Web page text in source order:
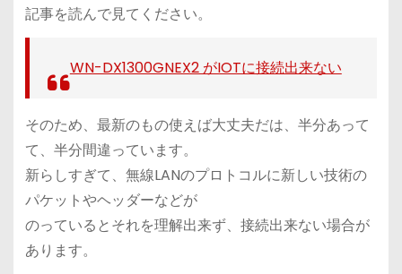
記事を読んで見てください。
WN-DX1300GNEX2 がIOTに接続出来ない
そのため、最新のもの使えば大丈夫だは、半分あって
て、半分間違っています。
新らしすぎて、無線LANのプロトコルに新しい技術の
パケットやヘッダーなどが
のっているとそれを理解出来ず、接続出来ない場合が
あります。